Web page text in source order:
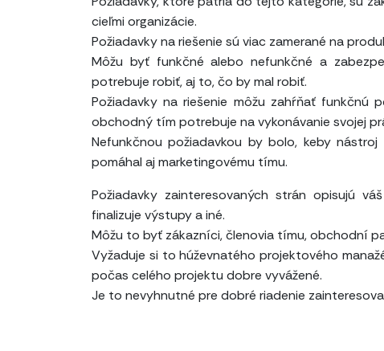
cieľmi organizácie.
Požiadavky na riešenie sú viac zamerané na
Môžu byť funkčné alebo nefunkčné a
potrebuje robiť, aj to, čo by mal robiť.
Požiadavky na riešenie môžu zahŕňať funkčnú
obchodný tím potrebuje na vykonávanie svojej
Nefunkčnou požiadavkou by bolo, keby
pomáhal aj marketingovému tímu.
Požiadavky zainteresovaných strán opisujú
finalizuje výstupy a iné.
Môžu to byť zákazníci, členovia tímu, obchodní
Vyžaduje si to húževnatého projektového
počas celého projektu dobre vyvážené.
Je to nevyhnutné pre dobré riadenie